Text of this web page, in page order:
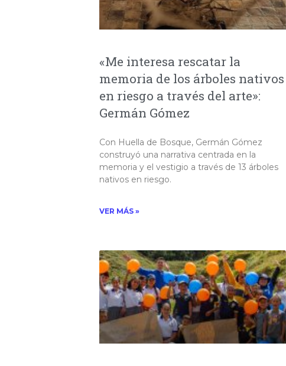
«Me interesa rescatar la
memoria de los árboles nativos
en riesgo a través del arte»:
Germán Gómez
Con Huella de Bosque, Germán Gómez
construyó una narrativa centrada en la
memoria y el vestigio a través de 13 árboles
nativos en riesgo.​
VER MÁS »